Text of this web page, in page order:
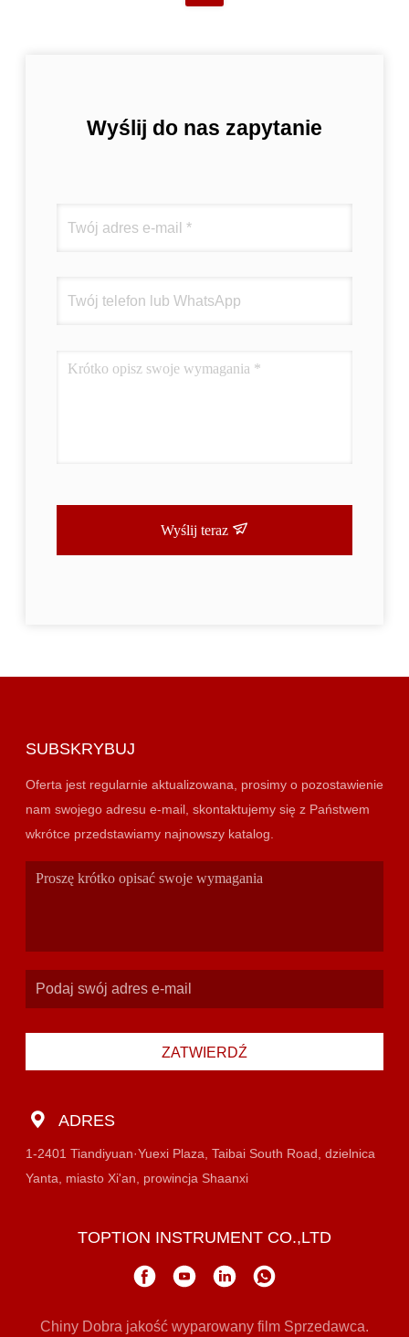
Wyślij do nas zapytanie
Wyślij teraz
SUBSKRYBUJ
Oferta jest regularnie aktualizowana, prosimy o pozostawienie
nam swojego adresu e-mail, skontaktujemy się z Państwem
wkrótce przedstawiamy najnowszy katalog.
ZATWIERDŹ
ADRES
1-2401 Tiandiyuan·Yuexi Plaza, Taibai South Road, dzielnica
Yanta, miasto Xi'an, prowincja Shaanxi
TOPTION INSTRUMENT CO.,LTD
Chiny Dobra jakość wyparowany film Sprzedawca.